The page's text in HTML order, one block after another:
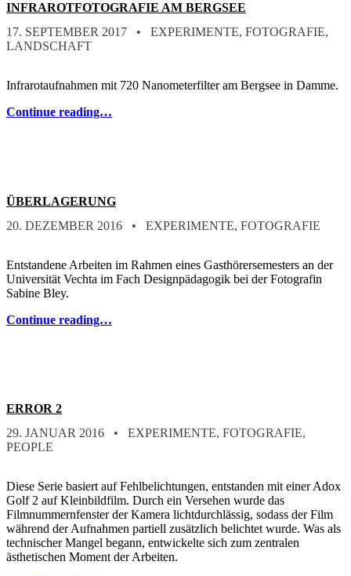
INFRAROTFOTOGRAFIE AM BERGSEE
POSTED ON:
17. SEPTEMBER 2017 WRITTEN BY:
STEFAN
CATEGORIZED IN:
EXPERIMENTE, FOTOGRAFIE,
LANDSCHAFT
Infrarotaufnahmen mit 720 Nanometerfilter am Bergsee in Damme.
Continue reading…
ÜBERLAGERUNG
POSTED ON:
20. DEZEMBER 2016 WRITTEN BY:
STEFAN
CATEGORIZED IN:
EXPERIMENTE, FOTOGRAFIE
Entstandene Arbeiten im Rahmen eines Gasthörersemesters an der
Universität Vechta im Fach Designpädagogik bei der Fotografin
Sabine Bley.
Continue reading…
ERROR 2
POSTED ON:
29. JANUAR 2016 WRITTEN BY:
STEFAN
CATEGORIZED IN:
EXPERIMENTE, FOTOGRAFIE,
PEOPLE
Diese Serie basiert auf Fehlbelichtungen, entstanden mit einer Adox
Golf 2 auf Kleinbildfilm. Durch ein Versehen wurde das
Filmnummernfenster der Kamera lichtdurchlässig, sodass der Film
während der Aufnahmen partiell zusätzlich belichtet wurde. Was als
technischer Mangel begann, entwickelte sich zum zentralen
ästhetischen Moment der Arbeiten.